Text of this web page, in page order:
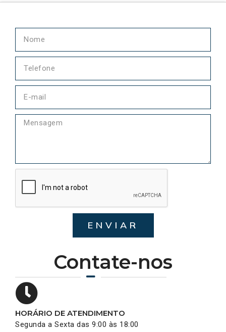
Contate-nos
HORÁRIO DE ATENDIMENTO
Segunda a Sexta das 9:00 às 18:00
ENVIAR